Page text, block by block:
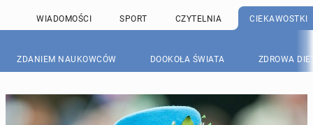
WIADOMOŚCI SPORT CZYTELNIA CIEKAWOSTKI
ZDANIEM NAUKOWCÓW DOOKOŁA ŚWIATA ZDROWA